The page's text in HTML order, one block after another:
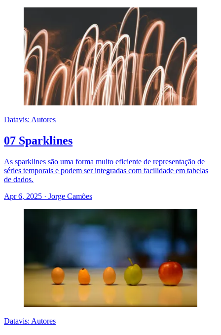
Datavis: Autores
07 Sparklines
As sparklines são uma forma muito eficiente de representação de
séries temporais e podem ser integradas com facilidade em tabelas
de dados.
Apr 6, 2025 · Jorge Camões
Datavis: Autores